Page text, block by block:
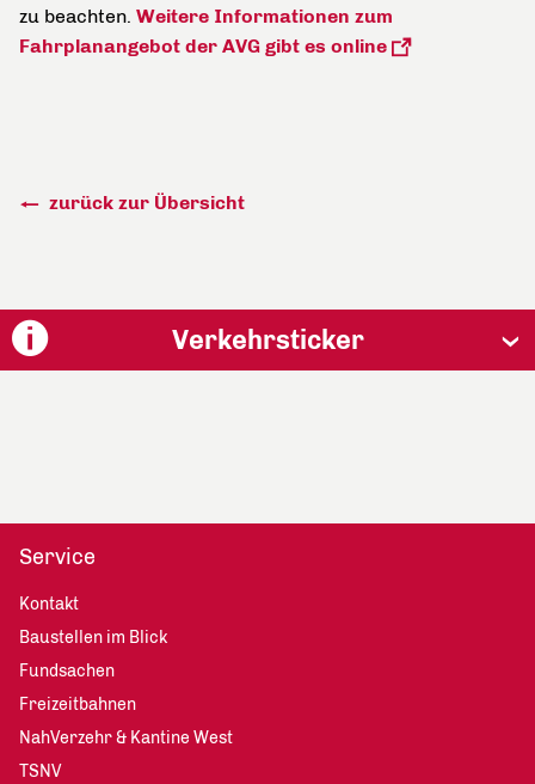
zu beachten. Weitere Informationen zum
Fahrplanangebot der AVG gibt es online
zurück zur Übersicht
Verkehrsticker
Service
Kontakt
Baustellen im Blick
Fundsachen
Freizeitbahnen
NahVerzehr & Kantine West
TSNV